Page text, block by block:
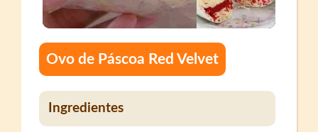
Ovo de Páscoa Red Velvet
Ingredientes